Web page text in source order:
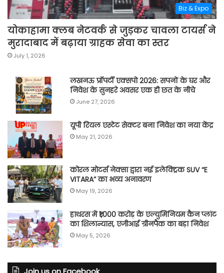
Biz & Expo
योकाहामा क्लब नेटवर्क से जुड़कर चावला टायर्स ने
मुरादाबाद में बढ़ाया ग्राहक सेवा का स्तर
July 1, 2026
लखनऊ प्रॉपर्टी एक्सपो 2026: सपनों के घर और
निवेश के सुनहरे अवसर एक ही छत के नीचे
June 27, 2026
यूपी रियल एस्टेट सेक्टर बना निवेश का नया केंद्र
May 21, 2026
कोरल मोटर्स नेक्सा द्वारा नई इलेक्ट्रिक SUV “E
VITARA” का भव्य अनावरण
May 19, 2026
हाथरस में ₹1,000 करोड़ के एल्युमिनियम कैन प्लांट
का शिलान्यास, एजीआई ग्रीनपैक का बड़ा निवेश
May 5, 2026